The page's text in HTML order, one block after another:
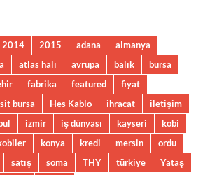
2014 2015 adana
almanya
atlas halı avrupa balık
bursa
fabrika featured
fiyat
bursa Hes Kablo ihracat
iletişim
izmir iş dünyası kayseri
kobi
konya kredi mersin
ordu
satış soma THY türkiye Yataş